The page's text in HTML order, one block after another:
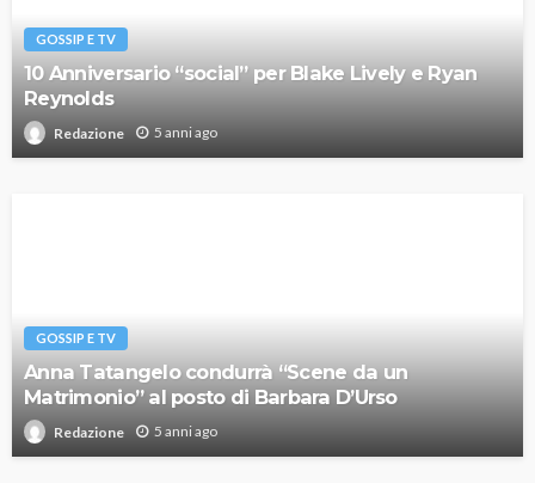
GOSSIP E TV
10 Anniversario “social” per Blake Lively e Ryan
Reynolds
Redazione 5 anni ago
GOSSIP E TV
Anna Tatangelo condurrà “Scene da un
Matrimonio” al posto di Barbara D’Urso
Redazione 5 anni ago